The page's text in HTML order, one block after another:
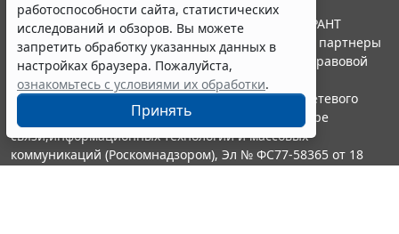
работоспособности сайта, статистических
исследований и обзоров. Вы можете
запретить обработку указанных данных в
настройках браузера. Пожалуйста,
ознакомьтесь с условиями их обработки.
Принять
© ООО "НПП "ГАРАНТ-СЕРВИС", 2026. Система ГАРАНТ
выпускается с 1990 года. Компания "Гарант" и ее партнеры
являются участниками Российской ассоциации правовой
информации ГАРАНТ.
Портал ГАРАНТ.РУ зарегистрирован в качестве сетевого
издания Федеральной службой по надзору в сфере
связи,информационных технологий и массовых
коммуникаций (Роскомнадзором), Эл № ФС77-58365 от 18